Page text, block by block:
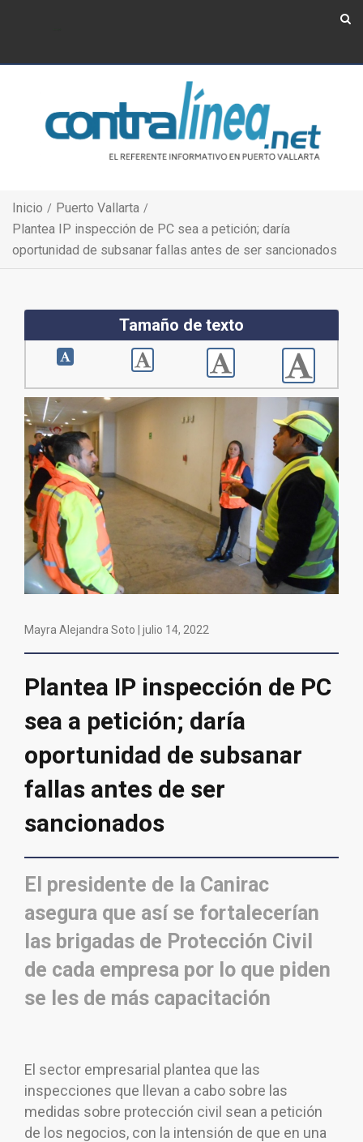
Inicio
Puerto Vallarta
Plantea IP inspección de PC sea a petición; daría
oportunidad de subsanar fallas antes de ser sancionados
Tamaño de texto
Mayra Alejandra Soto | julio 14, 2022
Plantea IP inspección de PC
sea a petición; daría
oportunidad de subsanar
fallas antes de ser
sancionados
El presidente de la Canirac
asegura que así se fortalecerían
las brigadas de Protección Civil
de cada empresa por lo que piden
se les de más capacitación
El sector empresarial plantea que las
inspecciones que llevan a cabo sobre las
medidas sobre protección civil sean a petición
de los negocios, con la intensión de que en una